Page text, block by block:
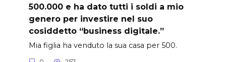
500.000 e ha dato tutti i soldi a mio
genero per investire nel suo
cosiddetto “business digitale.”
Mia figlia ha venduto la sua casa per 500.